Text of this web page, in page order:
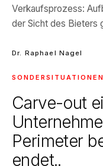
Verkaufsprozess:
der Sicht des Bieters
Dr. Raphael Nagel
SONDERSITUATIONEN
Carve-out
Perimeter
endet..